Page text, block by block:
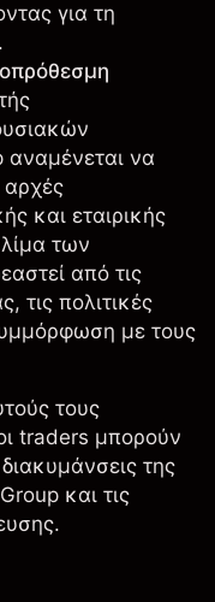
για τη
αναμένεται να
αρχές
και εταιρικής
των
από τις
τις πολιτικές
με τους
τους
traders μπορούν
της
και τις